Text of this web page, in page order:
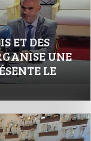
ET DES
UNE
LE